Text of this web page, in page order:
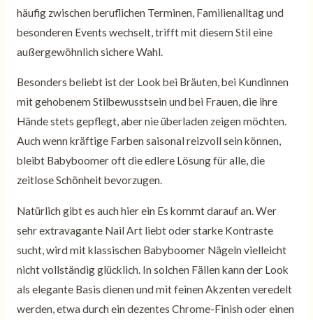
häufig zwischen beruflichen Terminen, Familienalltag und
besonderen Events wechselt, trifft mit diesem Stil eine
außergewöhnlich sichere Wahl.
Besonders beliebt ist der Look bei Bräuten, bei Kundinnen
mit gehobenem Stilbewusstsein und bei Frauen, die ihre
Hände stets gepflegt, aber nie überladen zeigen möchten.
Auch wenn kräftige Farben saisonal reizvoll sein können,
bleibt Babyboomer oft die edlere Lösung für alle, die
zeitlose Schönheit bevorzugen.
Natürlich gibt es auch hier ein Es kommt darauf an. Wer
sehr extravagante Nail Art liebt oder starke Kontraste
sucht, wird mit klassischen Babyboomer Nägeln vielleicht
nicht vollständig glücklich. In solchen Fällen kann der Look
als elegante Basis dienen und mit feinen Akzenten veredelt
werden, etwa durch ein dezentes Chrome-Finish oder einen